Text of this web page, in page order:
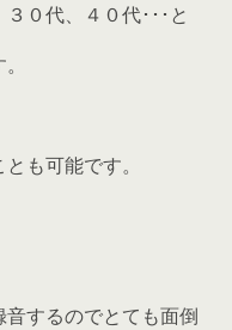
０代、４０代･･･と
も可能です。
するのでとても面倒